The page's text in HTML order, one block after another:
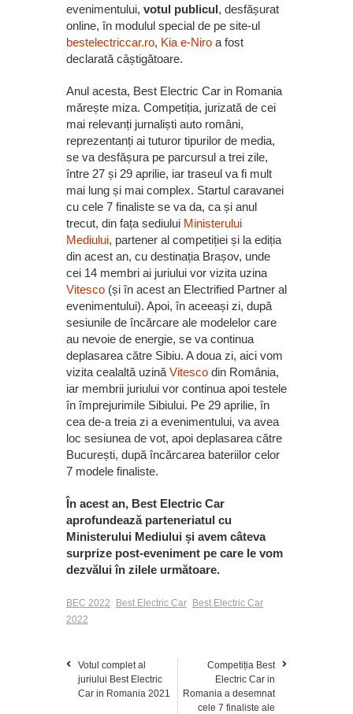
evenimentului, votul publicul, desfășurat
online, în modulul special de pe site-ul
bestelectriccar.ro, Kia e-Niro a fost
declarată câștigătoare.
Anul acesta, Best Electric Car in Romania
mărește miza. Competiția, jurizată de cei
mai relevanți jurnaliști auto români,
reprezentanți ai tuturor tipurilor de media,
se va desfășura pe parcursul a trei zile,
între 27 și 29 aprilie, iar traseul va fi mult
mai lung și mai complex. Startul caravanei
cu cele 7 finaliste se va da, ca și anul
trecut, din fața sediului Ministerului
Mediului, partener al competiției și la ediția
din acest an, cu destinația Brașov, unde
cei 14 membri ai juriului vor vizita uzina
Vitesco (și în acest an Electrified Partner al
evenimentului). Apoi, în aceeași zi, după
sesiunile de încărcare ale modelelor care
au nevoie de energie, se va continua
deplasarea către Sibiu. A doua zi, aici vom
vizita cealaltă uzină Vitesco din România,
iar membrii juriului vor continua apoi testele
în împrejurimile Sibiului. Pe 29 aprilie, în
cea de-a treia zi a evenimentului, va avea
loc sesiunea de vot, apoi deplasarea către
București, după încărcarea bateriilor celor
7 modele finaliste.
În acest an, Best Electric Car
aprofundează parteneriatul cu
Ministerului Mediului și avem câteva
surprize post-eveniment pe care le vom
dezvălui în zilele următoare.
BEC 2022 Best Electric Car Best Electric Car
2022
Votul complet al
juriului Best Electric
Car in Romania 2021
Competiția Best
Electric Car in
Romania a desemnat
cele 7 finaliste ale